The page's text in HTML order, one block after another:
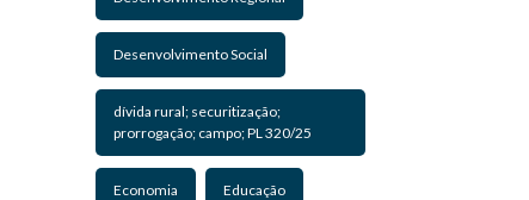
Desenvolvimento Social
dívida rural; securitização;
prorrogação; campo; PL 320/25
Economia Educação